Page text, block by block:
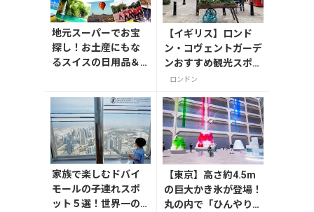
地元スーパーでお宝
探し！お土産にもな
るスイスの日用品＆
【イギリス】ロンド
ン・コヴェントガーデ
ンおすすめ観光スポッ
ト3つ！
ロンドン
家族で楽しむドバイ
モールの子連れスポ
ット５選！世界一の
【東京】高さ約4.5m
の巨大かき氷が登場！
丸の内で「ひんやりＫ